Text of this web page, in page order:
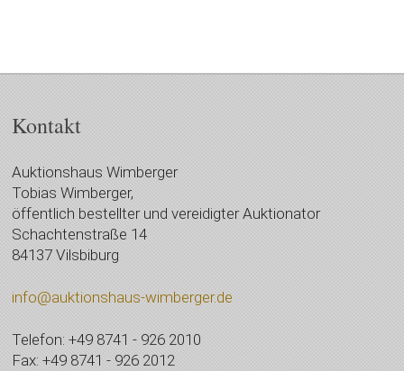
Kontakt
Auktionshaus Wimberger
Tobias Wimberger,
öffentlich bestellter und vereidigter Auktionator
Schachtenstraße 14
84137 Vilsbiburg
info@auktionshaus-wimberger.de
Telefon: +49 8741 - 926 2010
Fax: +49 8741 - 926 2012